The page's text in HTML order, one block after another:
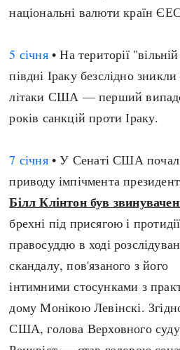
національні валюти країн
5 січня• На території
півдні Іраку безслідно
літаки США — перший
років санкцій проти Іраку.
7 січня• У Сенаті США
приводу імпічмента
Білл Клінтон був
брехні під присягою і протидії
правосуддю в ході
скандалу, пов'язаного з його
інтимними стосунками з
дому Монікою Левінскі.
США, голова Верховного